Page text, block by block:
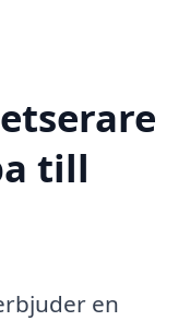
till
en